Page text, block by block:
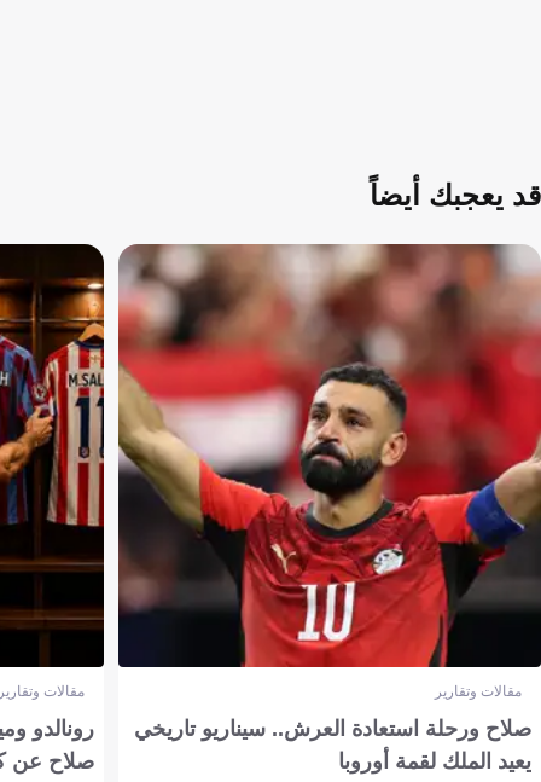
قد يعجبك أيضاً
مقالات وتقارير
صلاح ورحلة استعادة العرش.. سيناريو تاريخي
يعيد الملك لقمة أوروبا
مقالات
رونالدو
صلاح عن